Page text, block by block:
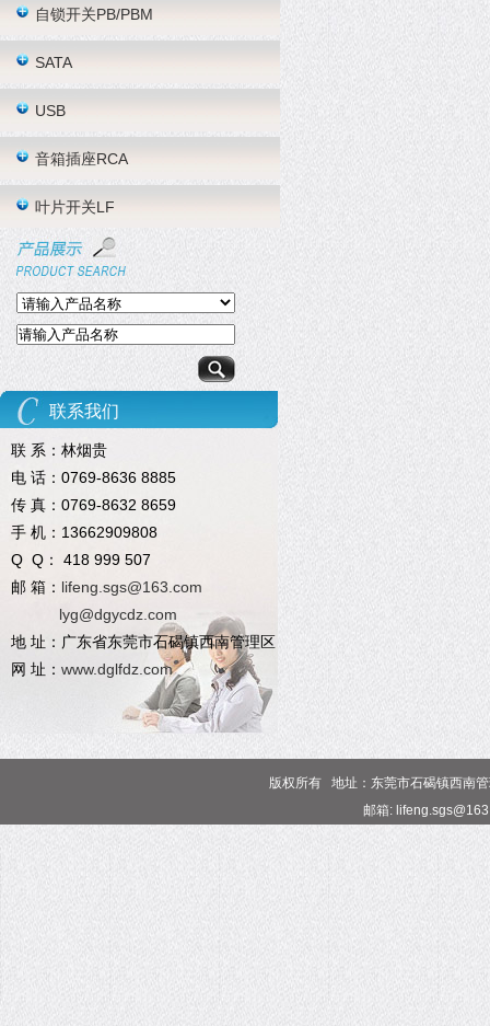
自锁开关PB/PBM
SATA
USB
音箱插座RCA
叶片开关LF
联系我们
联 系：林烟贵
电 话：0769-8636 8885
传 真：0769-8632 8659
手 机：13662909808
Q Q： 418 999 507
邮 箱： lifeng.sgs@163.com
lyg@dgycdz.com
地 址：广东省东莞市石碣镇西南管理区
网 址： www.dglfdz.com
版权所有 地址：东莞市石碣镇西南
邮箱: